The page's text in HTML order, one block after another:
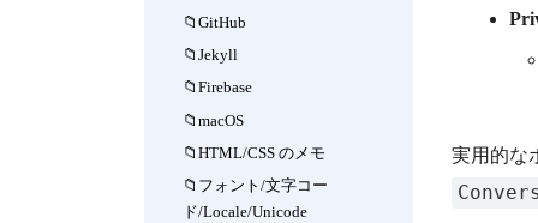
GitHub
Jekyll
Firebase
macOS
HTML/CSS のメモ
フォント/文字コー
ド/Locale/Unicode
実用的な